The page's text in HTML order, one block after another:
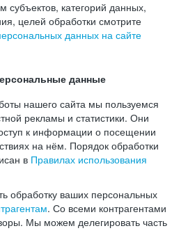
субъектов, категорий данных,
целей обработки смотрите
данных на сайте
данные
нашего сайта мы пользуемся
рекламы и статистики. Они
к информации о посещении
на нём. Порядок обработки
в Правилах использования
обработку ваших персональных
. Со всеми контрагентами
Мы можем делегировать часть